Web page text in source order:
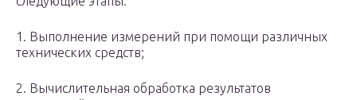
1. Выполнение измерений при помощи различных
технических средств;
2. Вычислительная обработка результатов